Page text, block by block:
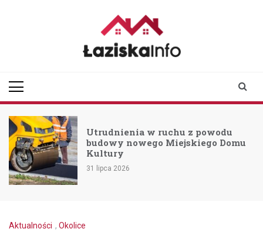
Utrudnienia w ruchu z powodu
budowy nowego Miejskiego Domu
Kultury
31 lipca 2026
Aktualności , Okolice